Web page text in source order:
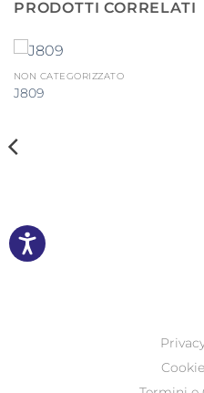
PRODOTTI CORRELATI
NON CATEGORIZZATO
J809